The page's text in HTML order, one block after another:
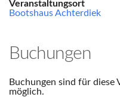
Veranstaltungsort
Bootshaus Achterdiek
Buchungen
Buchungen sind für
möglich.